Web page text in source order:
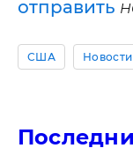
отправить
США